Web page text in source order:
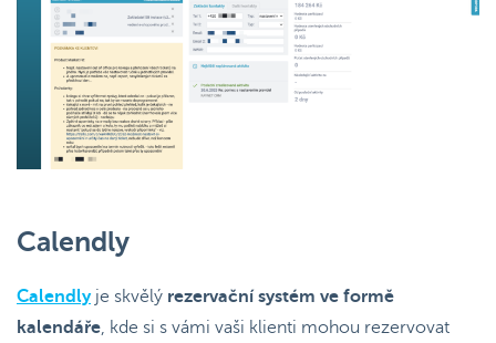
Calendly
Calendlyje skvělý rezervační systém ve formě
kalendáře, kde si s vámi vaši klienti mohou rezervovat